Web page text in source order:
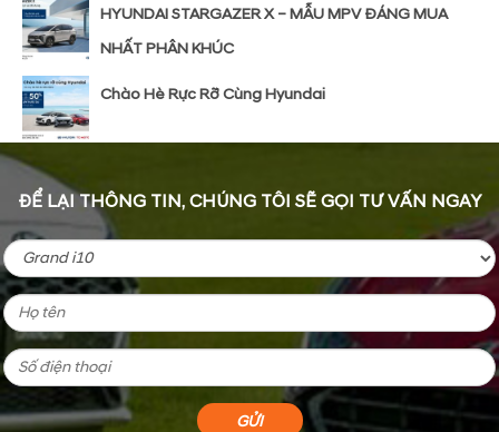
HYUNDAI STARGAZER X – MẪU MPV ĐÁNG MUA
NHẤT PHÂN KHÚC
Chào Hè Rực Rỡ Cùng Hyundai
ĐỂ LẠI THÔNG TIN, CHÚNG TÔI SẼ GỌI TƯ VẤN NGAY